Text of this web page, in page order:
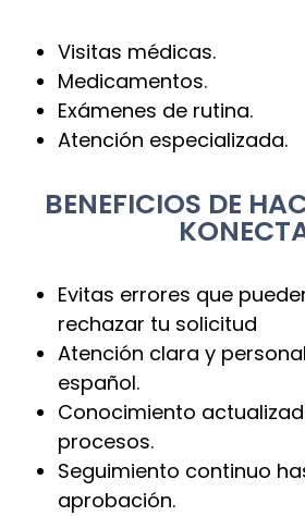
Visitas médicas.
Medicamentos.
Exámenes de rutina.
Atención especializada.
BENEFICIOS DE
Evitas errores que
rechazar tu solicitud
Atención clara y
español.
Conocimiento
procesos.
Seguimiento continuo
aprobación.